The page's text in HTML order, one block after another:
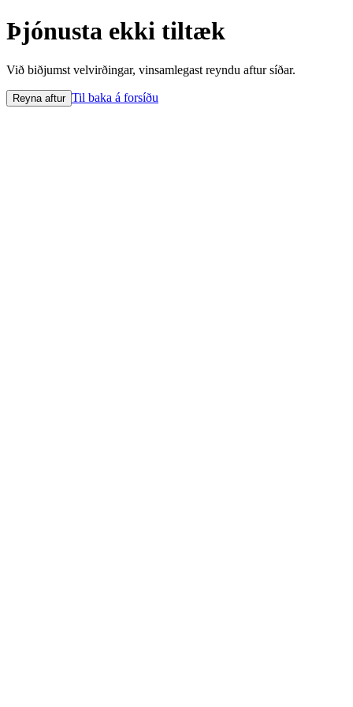
Þjónusta ekki tiltæk
Við biðjumst velvirðingar, vinsamlegast reyndu aftur síðar.
Reyna aftur Til baka á forsíðu